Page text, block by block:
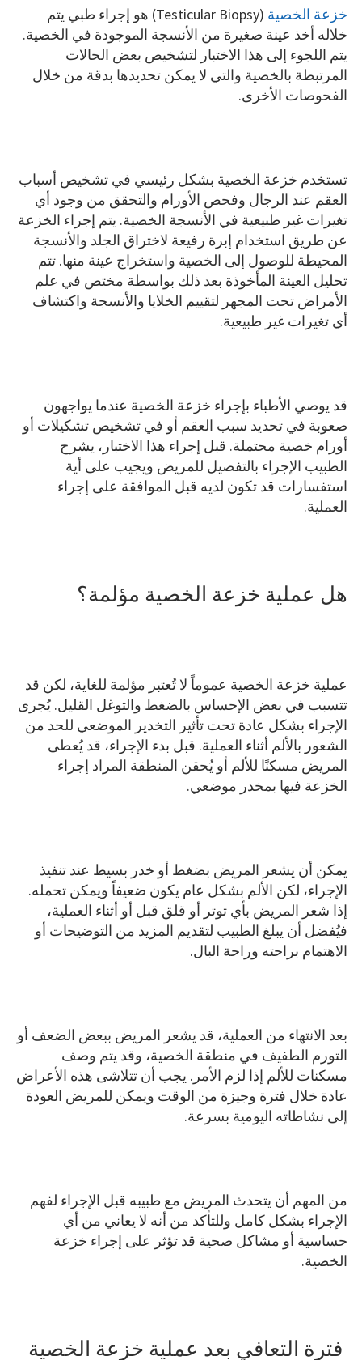
خزعة الخصية
(Testicular Biopsy) هو إجراء طبي يتم
خلاله أخذ عينة صغيرة من الأنسجة الموجودة في الخصية.
يتم اللجوء إلى هذا الاختبار لتشخيص بعض الحالات
المرتبطة بالخصية والتي لا يمكن تحديدها بدقة من خلال
الفحوصات الأخرى.
تستخدم خزعة الخصية بشكل رئيسي في تشخيص أسباب
العقم عند الرجال وفحص الأورام والتحقق من وجود أي
تغيرات غير طبيعية في الأنسجة الخصية. يتم إجراء الخزعة
عن طريق استخدام إبرة رفيعة لاختراق الجلد والأنسجة
المحيطة للوصول إلى الخصية واستخراج عينة منها. تتم
تحليل العينة المأخوذة بعد ذلك بواسطة مختص في علم
الأمراض تحت المجهر لتقييم الخلايا والأنسجة واكتشاف
أي تغيرات غير طبيعية.
قد يوصي الأطباء بإجراء خزعة الخصية عندما يواجهون
صعوبة في تحديد سبب العقم أو في تشخيص تشكيلات أو
أورام خصية محتملة. قبل إجراء هذا الاختبار، يشرح
الطبيب الإجراء بالتفصيل للمريض ويجيب على أية
استفسارات قد تكون لديه قبل الموافقة على إجراء
العملية.
هل عملية خزعة الخصية مؤلمة؟
عملية خزعة الخصية عموماً لا تُعتبر مؤلمة للغاية، لكن قد
تتسبب في بعض الإحساس بالضغط والتوغل القليل. يُجرى
الإجراء بشكل عادة تحت تأثير التخدير الموضعي للحد من
الشعور بالألم أثناء العملية. قبل بدء الإجراء، قد يُعطى
المريض مسكنًا للألم أو يُحقن المنطقة المراد إجراء
الخزعة فيها بمخدر موضعي.
يمكن أن يشعر المريض بضغط أو خدر بسيط عند تنفيذ
الإجراء، لكن الألم بشكل عام يكون ضعيفاً ويمكن تحمله.
إذا شعر المريض بأي توتر أو قلق قبل أو أثناء العملية،
فيُفضل أن يبلغ الطبيب لتقديم المزيد من التوضيحات أو
الاهتمام براحته وراحة البال.
بعد الانتهاء من العملية، قد يشعر المريض ببعض الضعف أو
التورم الطفيف في منطقة الخصية، وقد يتم وصف
مسكنات للألم إذا لزم الأمر. يجب أن تتلاشى هذه الأعراض
عادة خلال فترة وجيزة من الوقت ويمكن للمريض العودة
إلى نشاطاته اليومية بسرعة.
من المهم أن يتحدث المريض مع طبيبه قبل الإجراء لفهم
الإجراء بشكل كامل وللتأكد من أنه لا يعاني من أي
حساسية أو مشاكل صحية قد تؤثر على إجراء خزعة
الخصية.
فترة التعافي بعد عملية خزعة الخصية